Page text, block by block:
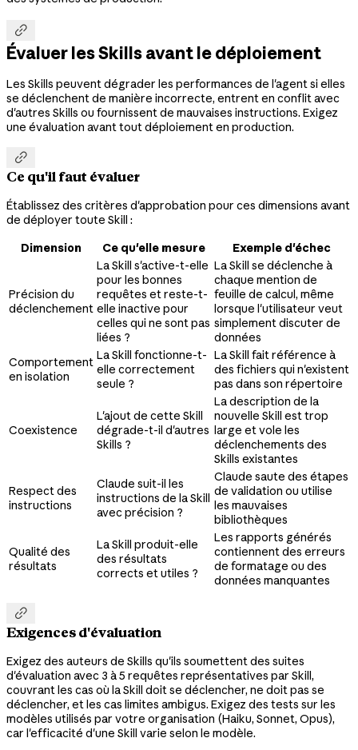

Évaluer les Skills avant le déploiement
Les Skills peuvent dégrader les performances de l'agent si elles
se déclenchent de manière incorrecte, entrent en conflit avec
d'autres Skills ou fournissent de mauvaises instructions. Exigez
une évaluation avant tout déploiement en production.

Ce qu'il faut évaluer
Établissez des critères d'approbation pour ces dimensions avant
de déployer toute Skill :
Dimension
Ce qu'elle mesure Exemple d'échec
Précision du
déclenchement
La Skill s'active-t-elle
pour les bonnes
requêtes et reste-t-
elle inactive pour
celles qui ne sont pas
liées ?
La Skill se déclenche à
chaque mention de
feuille de calcul, même
lorsque l'utilisateur veut
simplement discuter de
données
Comportement
en isolation
La Skill fonctionne-t-
elle correctement
seule ?
La Skill fait référence à
des fichiers qui n'existent
pas dans son répertoire
Coexistence
L'ajout de cette Skill
dégrade-t-il d'autres
Skills ?
La description de la
nouvelle Skill est trop
large et vole les
déclenchements des
Skills existantes
Respect des
instructions
Claude suit-il les
instructions de la Skill
avec précision ?
Claude saute des étapes
de validation ou utilise
les mauvaises
bibliothèques
Qualité des
résultats
La Skill produit-elle
des résultats
corrects et utiles ?
Les rapports générés
contiennent des erreurs
de formatage ou des
données manquantes

Exigences d'évaluation
Exigez des auteurs de Skills qu'ils soumettent des suites
d'évaluation avec 3 à 5 requêtes représentatives par Skill,
couvrant les cas où la Skill doit se déclencher, ne doit pas se
déclencher, et les cas limites ambigus. Exigez des tests sur les
modèles utilisés par votre organisation (Haiku, Sonnet, Opus),
car l'efficacité d'une Skill varie selon le modèle.